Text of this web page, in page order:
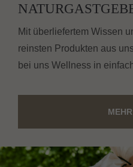
Mit überliefertem Wissen
reinsten Produkten aus
bei uns Wellness in